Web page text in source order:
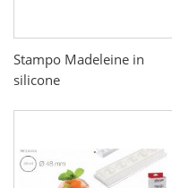
Stampo Madeleine in
silicone